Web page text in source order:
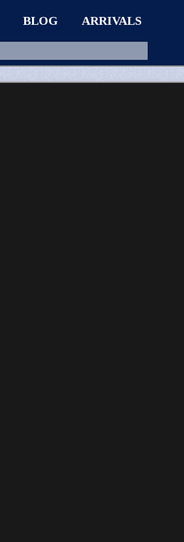
BLOG ARRIVALS